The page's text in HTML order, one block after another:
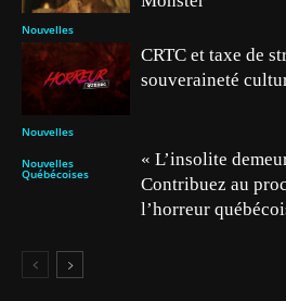
Nouvelles
Nouvelles
CRTC et taxe de
souveraineté
Nouvelles
Québécoises
« L’insolite
Contribuez au
l’horreur